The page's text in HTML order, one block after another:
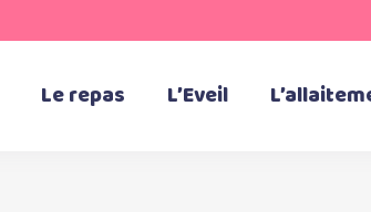
Le repas L’Eveil